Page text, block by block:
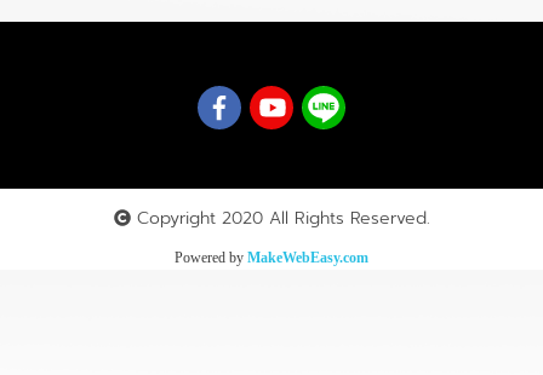
Copyright 2020 All Rights Reserved.
Powered by MakeWebEasy.com